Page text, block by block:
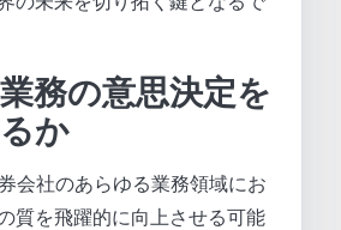
務の意思決定を
か
会社のあらゆる業務領域にお
質を飛躍的に向上させる可能